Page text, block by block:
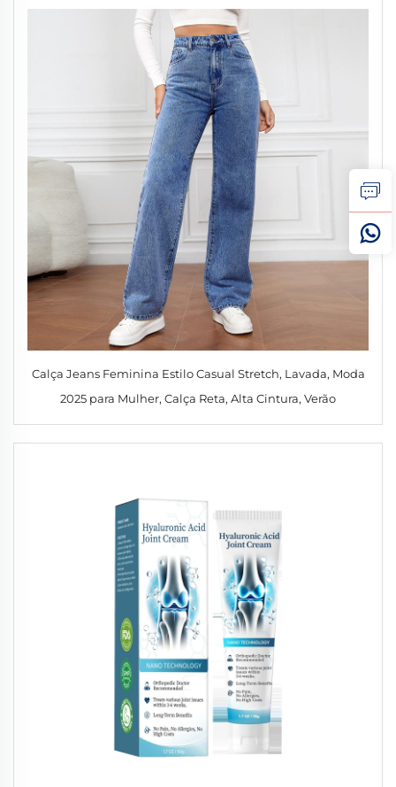
Calça Jeans Feminina Estilo Casual Stretch, Lavada, Moda
2025 para Mulher, Calça Reta, Alta Cintura, Verão